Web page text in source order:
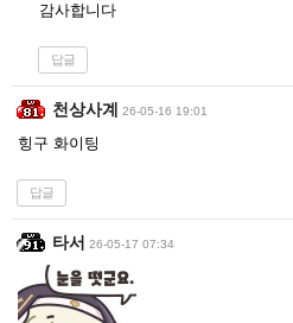
감사합니다
답글
천상사계 26-05-16 19:01
힝구 화이팅
답글
타서 26-05-17 07:34